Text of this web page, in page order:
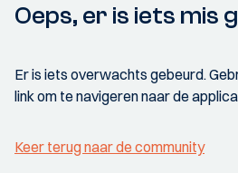
Oeps, er is iets mis
Er is iets overwachts gebeurd.
link om te navigeren naar de
Keer terug naar de community